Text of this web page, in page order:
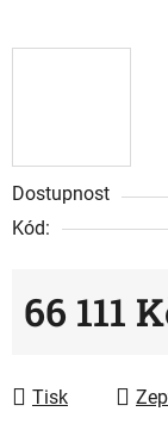
Dostupnost
Kód:
66 111
Tisk